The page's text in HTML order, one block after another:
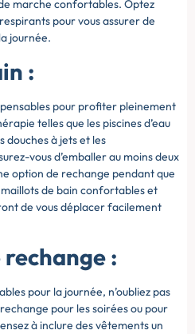
marche confortables. Optez
pour vous assurer de
journée.
:
pour profiter pleinement
telles que les piscines d’eau
douches à jets et les
vous d’emballer au moins deux
option de rechange pendant que
de bain confortables et
de vous déplacer facilement
:
pour la journée, n’oubliez pas
pour les soirées ou pour
à inclure des vêtements un